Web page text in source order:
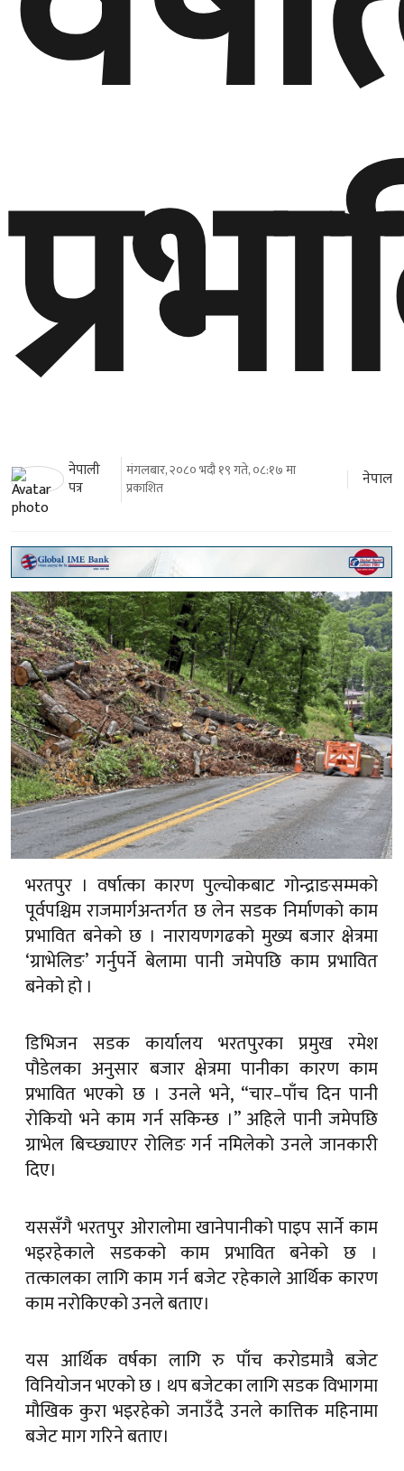
नेपाली
पत्र
मंगलबार, २०८० भदौ १९ गते, ०८:१७ मा
प्रकाशित
नेपाल
भरतपुर । वर्षात्का कारण पुल्चोकबाट गोन्द्राङसम्मको
पूर्वपश्चिम राजमार्गअन्तर्गत छ लेन सडक निर्माणको काम
प्रभावित बनेको छ । नारायणगढको मुख्य बजार क्षेत्रमा
‘ग्राभेलिङ’ गर्नुपर्ने बेलामा पानी जमेपछि काम प्रभावित
बनेको हो ।
डिभिजन सडक कार्यालय भरतपुरका प्रमुख रमेश
पौडेलका अनुसार बजार क्षेत्रमा पानीका कारण काम
प्रभावित भएको छ । उनले भने, “चार–पाँच दिन पानी
रोकियो भने काम गर्न सकिन्छ ।” अहिले पानी जमेपछि
ग्राभेल बिच्छ्याएर रोलिङ गर्न नमिलेको उनले जानकारी
दिए।
यससँगै भरतपुर ओरालोमा खानेपानीको पाइप सार्ने काम
भइरहेकाले सडकको काम प्रभावित बनेको छ ।
तत्कालका लागि काम गर्न बजेट रहेकाले आर्थिक कारण
काम नरोकिएको उनले बताए।
यस आर्थिक वर्षका लागि रु पाँच करोडमात्रै बजेट
विनियोजन भएको छ । थप बजेटका लागि सडक विभागमा
मौखिक कुरा भइरहेको जनाउँदै उनले कात्तिक महिनामा
बजेट माग गरिने बताए।